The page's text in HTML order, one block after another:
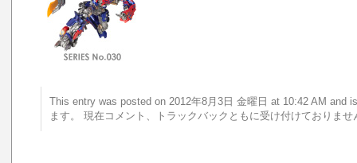
This entry was posted on 2012年8月3日 金曜日 at 10:42 AM
ます。 現在コメント、トラックバックともに受け付けておりませ